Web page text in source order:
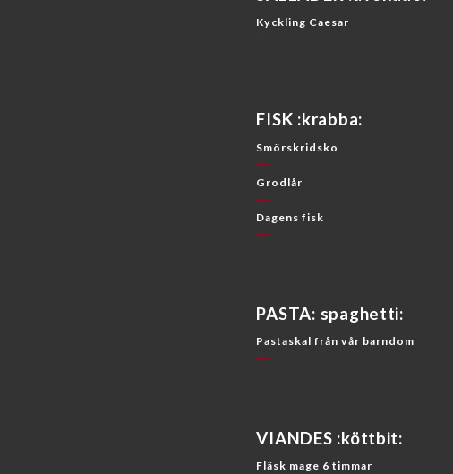
Kyckling Caesar
FISK :krabba:
Smörskridsko
Grodlår
Dagens fisk
PASTA: spaghetti:
Pastaskal från vår barndom
VIANDES :köttbit:
Fläsk mage 6 timmar